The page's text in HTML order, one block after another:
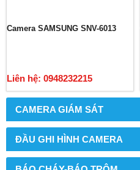
CAMERA GIÁM SÁT
ĐẦU GHI HÌNH CAMERA
Camera SAMSUNG SNV-6013
Liên hệ: 0948232215